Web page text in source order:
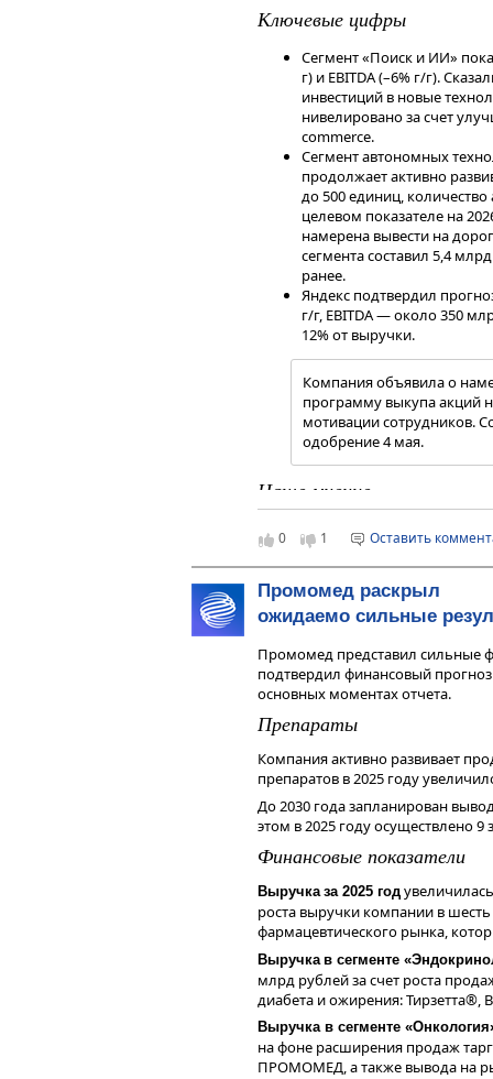
Результаты за 2025 год
конъюнктурой на рынке
нарастить выручку на 13% г/г
Ключевые цифры
Сегмент «Поиск и ИИ»
г) и EBITDA (–6% г/г).
инвестиций в новые
нивелировано за счет
commerce.
Сегмент автономных
продолжает активно
до 500 единиц, количество
целевом показателе на
намерена вывести на
сегмента составил 5,4
ранее.
Яндекс подтвердил
г/г, EBITDA — около 350
12% от выручки.
Компания объявила о
программу выкупа акций
мотивации сотрудников.
одобрение 4 мая.
Наше мнение
замедление в отдельных
наращивании инвестиций в
Программа обратного выкупа
котировкам. С учетом
капитала акционерам, по нашим
капитализации за два года.
По нашим оценкам, акции
с дисконтом к медиане
долгосрочных инвесторов.
0 1 Оставить
Промомед раскрыл
ожидаемо сильные
Промомед представил сильные
подтвердил финансовый
основных моментах отчета.
Препараты
Компания активно развивает
препаратов в 2025 году
До 2030 года запланирован
этом в 2025 году осуществлено 9
Финансовые показатели
Выручка за 2025 год
роста выручки компании в
фармацевтического рынка,
Выручка в сегменте
млрд рублей за счет роста
диабета и ожирения: Тирзетта®,
Выручка в сегменте
на фоне расширения продаж
ПРОМОМЕД, а также вывода на